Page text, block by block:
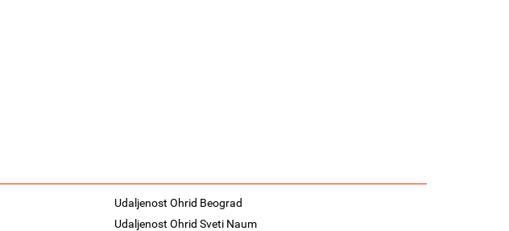
Udaljenost Ohrid Beograd
Udaljenost Ohrid Sveti Naum